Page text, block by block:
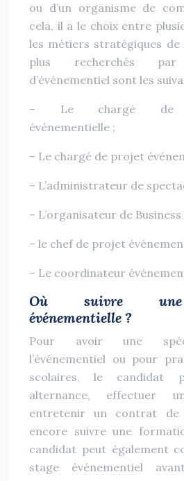
ou d’un organisme de
cela, il a le choix entre
les métiers stratégiques de
plus recherchés
d’événementiel sont les
– Le chargé de
événementielle ;
– Le chargé de projet
– L’administrateur de
– L’organisateur de Business
– le chef de projet
– Le coordinateur
Où suivre une
événementielle ?
Pour avoir une
l’événementiel ou pour
scolaires, le candidat
alternance, effectuer
entretenir un contrat de
encore suivre une
candidat peut également
stage événementiel